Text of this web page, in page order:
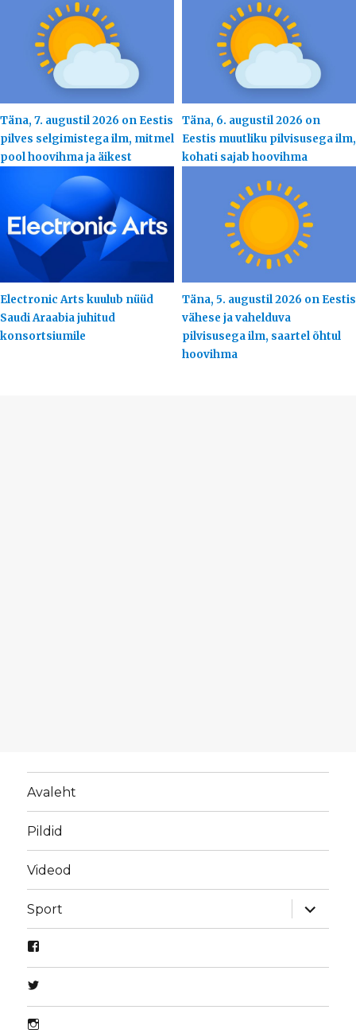
Täna, 7. augustil 2026 on Eestis
pilves selgimistega ilm, mitmel
pool hoovihma ja äikest
Täna, 6. augustil 2026 on
Eestis muutliku pilvisusega ilm,
kohati sajab hoovihma
Electronic Arts kuulub nüüd
Saudi Araabia juhitud
konsortsiumile
Täna, 5. augustil 2026 on Eestis
vähese ja vahelduva
pilvisusega ilm, saartel õhtul
hoovihma
Avaleht
Pildid
Videod
Sport
laienda